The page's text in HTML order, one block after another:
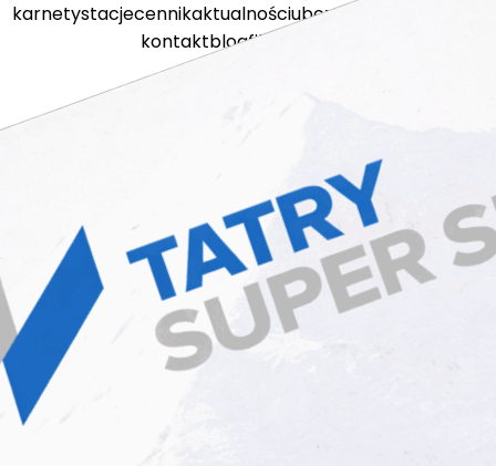
karnetystacjecennikaktualnościubezpieczenia
kontaktblogfilmy